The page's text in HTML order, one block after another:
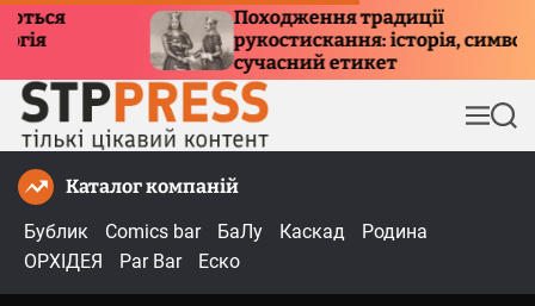
Походження традиції
рукостискання: історія, символізм та
сучасний етикет
М
е
П
о
Каталог компаній
Бублик
Comics bar БаЛу Каскад
Родина
ОРХІДЕЯ
Par Bar Еско